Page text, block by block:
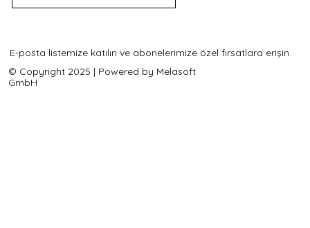
E-posta listemize katılın ve abonelerimize özel fırsatlara erişin.
© Copyright 2025 | Powered by Melasoft
GmbH